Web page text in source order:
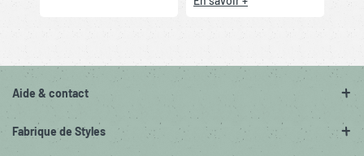
Aide & contact
Fabrique de Styles